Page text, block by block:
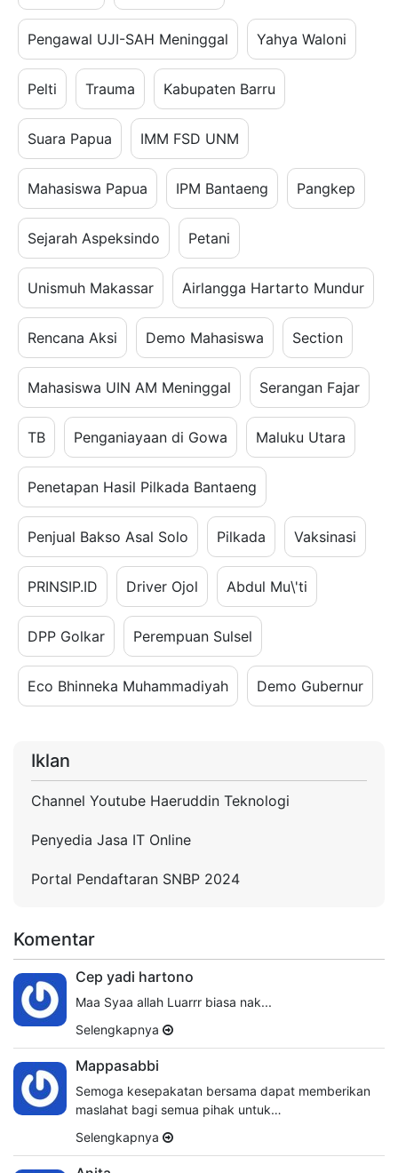
Pengawal UJI-SAH Meninggal Yahya Waloni
Pelti Trauma Kabupaten Barru
Suara Papua IMM FSD UNM
Mahasiswa Papua IPM Bantaeng Pangkep
Sejarah Aspeksindo Petani
Unismuh Makassar Airlangga Hartarto Mundur
Rencana Aksi Demo Mahasiswa Section
Mahasiswa UIN AM Meninggal Serangan Fajar
TB Penganiayaan di Gowa Maluku Utara
Penetapan Hasil Pilkada Bantaeng
Penjual Bakso Asal Solo Pilkada Vaksinasi
PRINSIP.ID Driver Ojol Abdul Mu\'ti
DPP Golkar Perempuan Sulsel
Eco Bhinneka Muhammadiyah Demo Gubernur
Iklan
Channel Youtube Haeruddin Teknologi
Penyedia Jasa IT Online
Portal Pendaftaran SNBP 2024
Komentar
Cep yadi hartono
Maa Syaa allah Luarrr biasa nak...
Selengkapnya
Mappasabbi
Semoga kesepakatan bersama dapat memberikan
maslahat bagi semua pihak untuk…
Selengkapnya